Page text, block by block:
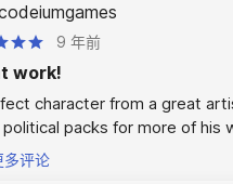
9 年前
work!
character from a great
packs for more of his
多评论